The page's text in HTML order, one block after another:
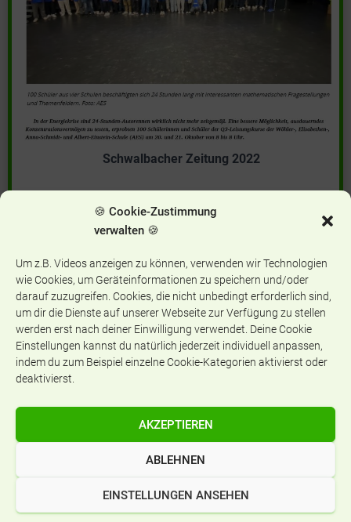
🍪 Cookie-Zustimmung
verwalten 🍪
Um z.B. Videos anzeigen zu können, verwenden wir Technologien
wie Cookies, um Geräteinformationen zu speichern und/oder
darauf zuzugreifen. Cookies, die nicht unbedingt erforderlich sind,
um dir die Dienste auf unserer Webseite zur Verfügung zu stellen
werden erst nach deiner Einwilligung verwendet. Deine Cookie
Einstellungen kannst du natürlich jederzeit individuell anpassen,
indem du zum Beispiel einzelne Cookie-Kategorien aktivierst oder
deaktivierst.
AKZEPTIEREN
ABLEHNEN
EINSTELLUNGEN ANSEHEN
Schwalbacher Zeitung 2022
Sendung 2018
Audio-
Player